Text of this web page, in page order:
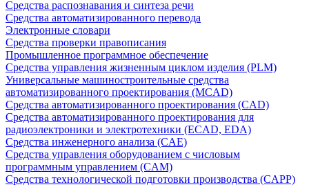
Средства распознавания и синтеза речи
Средства автоматизированного перевода
Электронные словари
Средства проверки правописания
Промышленное программное обеспечение
Средства управления жизненным циклом изделия (PLM)
Универсальные машиностроительные средства
автоматизированного проектирования (MCAD)
Средства автоматизированного проектирования (CAD)
Средства автоматизированного проектирования для
радиоэлектроники и электротехники (ECAD, EDA)
Средства инженерного анализа (CAE)
Средства управления оборудованием с числовым
программным управлением (CAM)
Средства технологической подготовки производства (CAPP)